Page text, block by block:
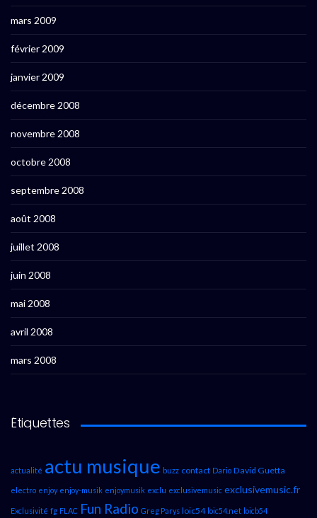
mars 2009
février 2009
janvier 2009
décembre 2008
novembre 2008
octobre 2008
septembre 2008
août 2008
juillet 2008
juin 2008
mai 2008
avril 2008
mars 2008
Étiquettes
actualité actu musique buzz contact Dario David Guetta
electro enjoy enjoy-musik enjoymusik exclu exclusivemusic exclusivemusic.fr
Exclusivité fg FLAC Fun Radio Greg Parys loic54 loic54.net loicb54